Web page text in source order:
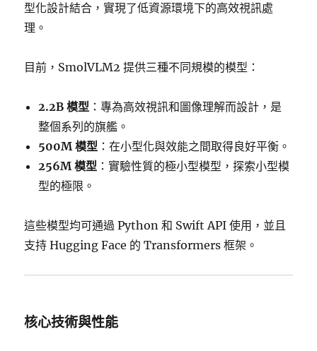
型化設計結合，實現了低資源環境下的高效視訊處
理。
目前，SmolVLM2 提供三種不同規模的模型：
2.2B 模型 ：專為高效視訊和圖像理解而設計，是
整個系列的旗艦。
500M 模型 ：在小型化與效能之間取得良好平衡。
256M 模型 ：實驗性質的極小型模型，探索小型模
型的極限。
這些模型均可通過 Python 和 Swift API 使用，並且
支持 Hugging Face 的 Transformers 框架。
核心技術與性能